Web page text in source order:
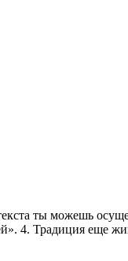
ты можешь
4. Традиция еще